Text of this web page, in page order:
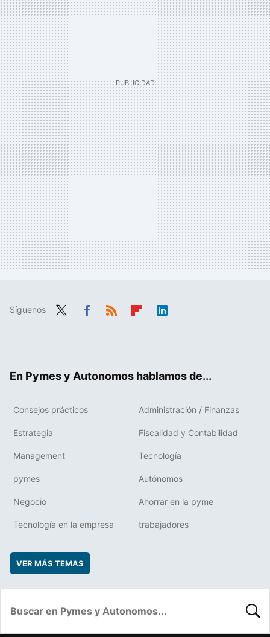
Síguenos
En Pymes y Autonomos hablamos de...
Consejos prácticos Administración / Finanzas
Estrategia Fiscalidad y Contabilidad
Management Tecnología
pymes Autónomos
Negocio Ahorrar en la pyme
Tecnología en la empresa trabajadores
VER MÁS TEMAS